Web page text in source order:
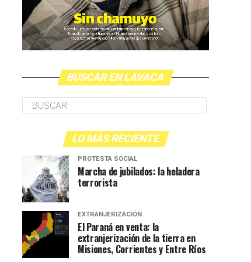
BUSCAR EN LAVACA
LO MÁS RECIENTE
PROTESTA SOCIAL
Marcha de jubilados: la heladera
terrorista
EXTRANJERIZACIÓN
El Paraná en venta: la
extranjerización de la tierra en
Misiones, Corrientes y Entre Ríos